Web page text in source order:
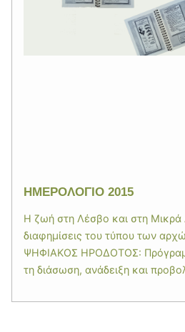
ΗΜΕΡΟΛΟΓΙΟ 2015
Η ζωή στη Λέσβο και στη Μικρά
διαφημίσεις του τύπου των
ΨΗΦΙΑΚΟΣ ΗΡΟΔΟΤΟΣ:
τη διάσωση, ανάδειξη και